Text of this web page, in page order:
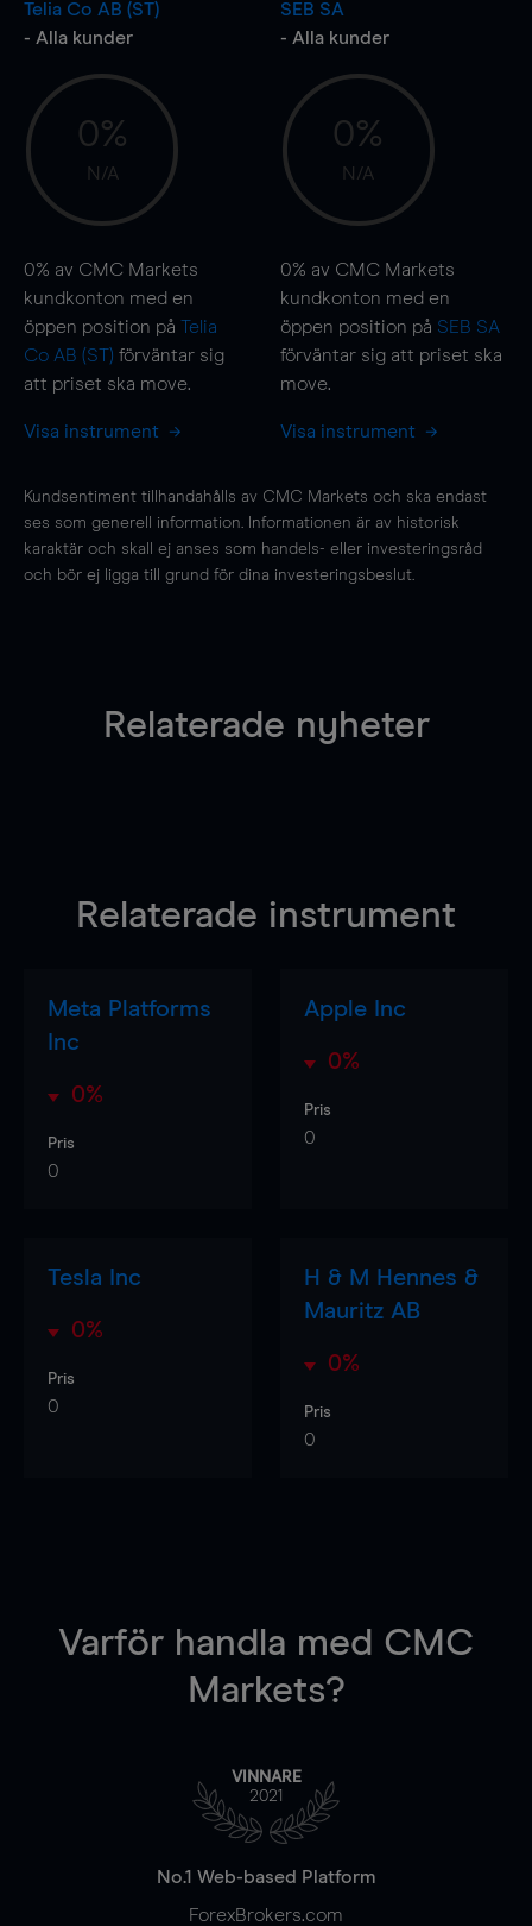
Telia Co AB (ST)
- Alla kunder
0%
N/A
0% av CMC Markets
kundkonton med en
öppen position på Telia
Co AB (ST) förväntar sig
att priset ska move.
Visa instrument
SEB SA
- Alla kunder
0%
N/A
0% av CMC Markets
kundkonton med en
öppen position på SEB SA
förväntar sig att priset ska
move.
Visa instrument
Kundsentiment tillhandahålls av CMC Markets och ska endast
ses som generell information. Informationen är av historisk
karaktär och skall ej anses som handels- eller investeringsråd
och bör ej ligga till grund för dina investeringsbeslut.
Relaterade nyheter
Relaterade instrument
Meta Platforms
Inc
0%
Pris
0
Apple Inc
0%
Pris
0
Tesla Inc
0%
Pris
0
H & M Hennes &
Mauritz AB
0%
Pris
0
Varför handla med CMC
Markets?
VINNARE
2021
No.1 Web-based Platform
ForexBrokers.com